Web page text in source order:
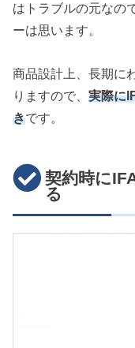
はトラブルの元なの
ーは思います。
商品設計上、長期に
りますので、実際に
きです。
契約時に
る